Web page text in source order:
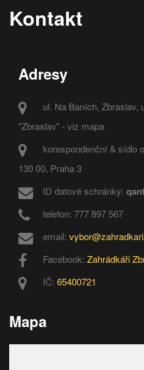
Kontakt
Adresy
ul. Na Baních, Zbraslav,
"Zbraslav" - viz mapa
korespondenční & sídlo
130 00, Praha 3
ID datové schránky:
telefon: 777 897 567
email:
Facebook: Zahrádkáři
IČ: 65400721
Mapa